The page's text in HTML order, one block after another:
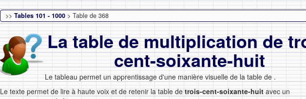
>> Tables 101 - 1000 > Table de 368
La table de multiplication de
cent-soixante-huit
Le tableau permet un apprentissage d'une manière visuelle de la table de .
Le texte permet de lire à haute voix et de retenir la table de trois-cent-soixante-huit avec un